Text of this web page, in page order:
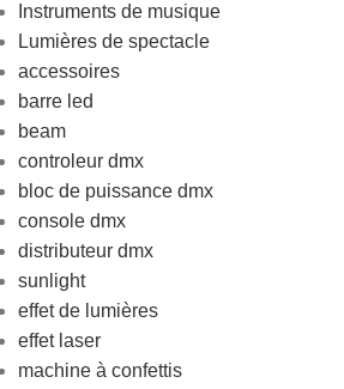
Instruments de musique
Lumières de spectacle
accessoires
barre led
beam
controleur dmx
bloc de puissance dmx
console dmx
distributeur dmx
sunlight
effet de lumières
effet laser
machine à confettis